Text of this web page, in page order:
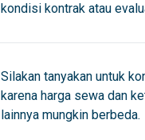
kondisi kontrak atau
Silakan tanyakan untuk
karena harga sewa dan
lainnya mungkin berbeda.